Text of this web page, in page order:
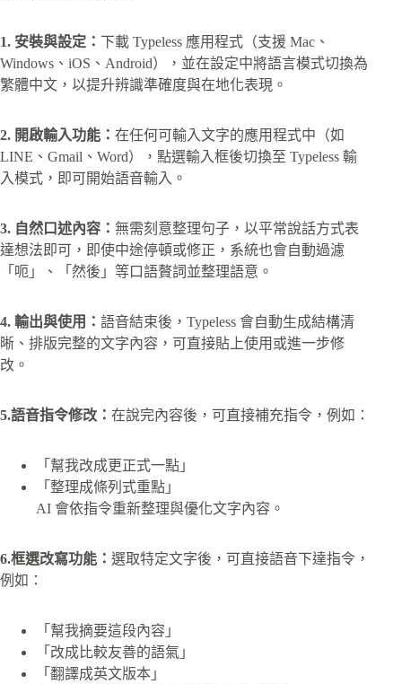
1. 安裝與設定： 下載 Typeless 應用程式（支援 Mac、
Windows、iOS、Android），並在設定中將語言模式切換為
繁體中文，以提升辨識準確度與在地化表現。
2. 開啟輸入功能： 在任何可輸入文字的應用程式中（如
LINE、Gmail、Word），點選輸入框後切換至 Typeless 輸
入模式，即可開始語音輸入。
3. 自然口述內容： 無需刻意整理句子，以平常說話方式表
達想法即可，即使中途停頓或修正，系統也會自動過濾
「呃」、「然後」等口語贅詞並整理語意。
4. 輸出與使用： 語音結束後，Typeless 會自動生成結構清
晰、排版完整的文字內容，可直接貼上使用或進一步修
改。
5.語音指令修改： 在說完內容後，可直接補充指令，例如：
「幫我改成更正式一點」
「整理成條列式重點」
AI 會依指令重新整理與優化文字內容。
6.框選改寫功能： 選取特定文字後，可直接語音下達指令，
例如：
「幫我摘要這段內容」
「改成比較友善的語氣」
「翻譯成英文版本」